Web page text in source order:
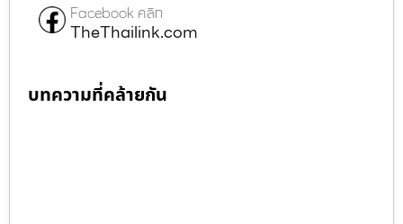
Facebook คลิก
TheThailink.com
บทความที่คล้ายกัน